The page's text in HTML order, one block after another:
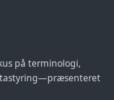
på terminologi,